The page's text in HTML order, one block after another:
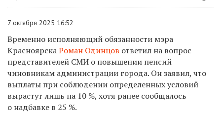
7 октября 2025 16:52
Временно исполняющий обязанности мэра
КрасноярскаРоман Одинцов ответил на вопрос
представителей СМИ о повышении пенсий
чиновникам администрации города. Он заявил, что
выплаты при соблюдении определенных условий
вырастут лишь на 10 %, хотя ранее сообщалось
о надбавке в 25 %.